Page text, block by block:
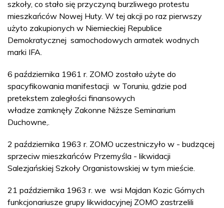
szkoły, co stało się przyczyną burzliwego protestu
mieszkańców Nowej Huty. W tej akcji po raz pierwszy
użyto zakupionych w Niemieckiej Republice
Demokratycznej samochodowych armatek wodnych
marki IFA.
6 października 1961 r. ZOMO zostało użyte do
spacyfikowania manifestacji w Toruniu, gdzie pod
pretekstem zaległości finansowych
władze zamknęły Zakonne Niższe Seminarium
Duchowne,.
2 października 1963 r. ZOMO uczestniczyło w - budzącej
sprzeciw mieszkańców Przemyśla - likwidacji
Salezjańskiej Szkoły Organistowskiej w tym mieście.
21 października 1963 r. we wsi Majdan Kozic Górnych
funkcjonariusze grupy likwidacyjnej ZOMO zastrzelili